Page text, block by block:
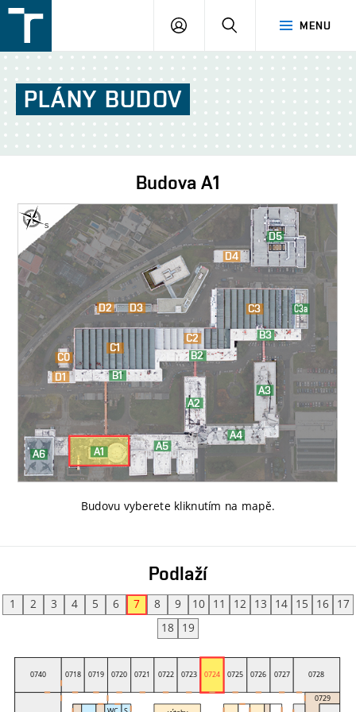
v
Brně
MENU
PŘIHLÁŠENÍ
PLÁNY BUDOV
Budova A1
Budovu vyberete kliknutím na mapě.
Podlaží
1 2 3 4 5 6 7 8 9 10 11 12 13 14 15 16
17
18
19